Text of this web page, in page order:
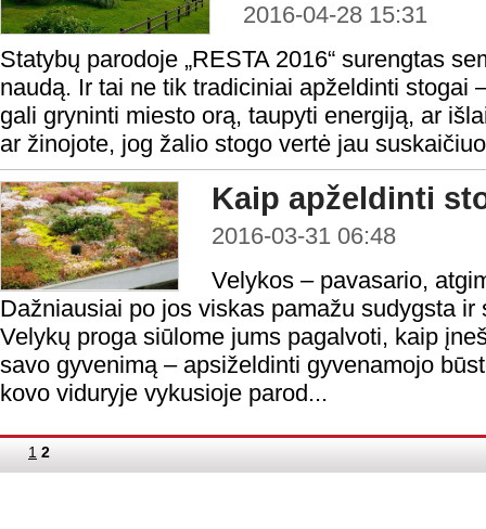
2016-04-28 15:31
Statybų parodoje „RESTA 2016“ surengtas
naudą. Ir tai ne tik tradiciniai apželdinti stogai
gali gryninti miesto orą, taupyti energiją, ar
ar žinojote, jog žalio stogo vertė jau
Kaip apželdinti
2016-03-31 06:48
Velykos – pavasario,
Dažniausiai po jos viskas pamažu sudygsta
Velykų proga siūlome jums pagalvoti, kaip
savo gyvenimą – apsiželdinti gyvenamojo
kovo viduryje vykusioje parod...
1 2